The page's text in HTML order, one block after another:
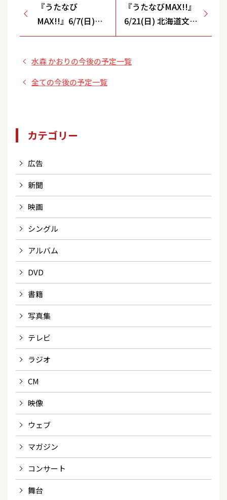
『うたなび
MAX!!』6/7(日)北
海道文化放送
放送(CBC)
『うたなびMAX!!』
6/21(日) 北海道文化
放送(UHB)、中部日
水森 かおりの今後の予定一覧
全ての今後の予定一覧
カテゴリー
広告
新聞
映画
シングル
アルバム
DVD
書籍
写真集
テレビ
ラジオ
CM
映像
ウェブ
マガジン
コンサート
舞台